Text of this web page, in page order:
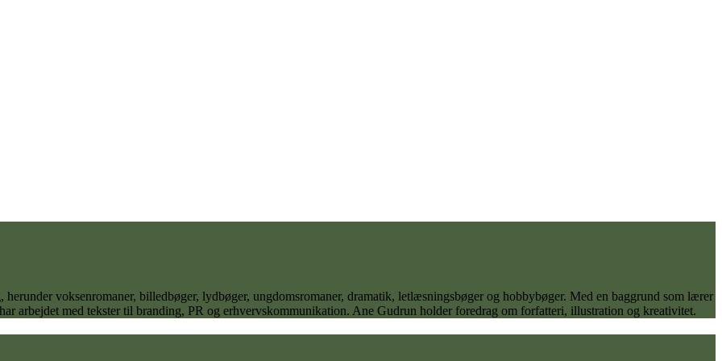
voksenromaner, billedbøger, lydbøger, ungdomsromaner, dramatik, letlæsningsbøger og hobbybøger. Med en baggrund som lærer
arbejdet med tekster til branding, PR og erhvervskommunikation. Ane Gudrun holder foredrag om forfatteri, illustration og kreativitet.